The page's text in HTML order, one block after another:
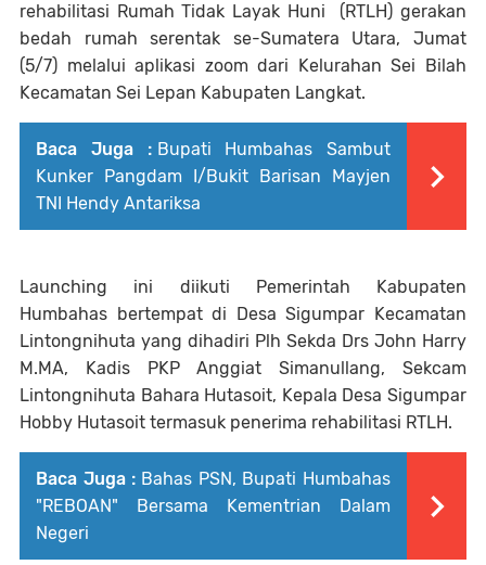
rehabilitasi Rumah Tidak Layak Huni (RTLH) gerakan
bedah rumah serentak se-Sumatera Utara, Jumat
(5/7) melalui aplikasi zoom dari Kelurahan Sei Bilah
Kecamatan Sei Lepan Kabupaten Langkat.
Baca Juga : Bupati Humbahas Sambut
Kunker Pangdam I/Bukit Barisan Mayjen
TNI Hendy Antariksa
Launching ini diikuti Pemerintah Kabupaten
Humbahas bertempat di Desa Sigumpar Kecamatan
Lintongnihuta yang dihadiri Plh Sekda Drs John Harry
M.MA, Kadis PKP Anggiat Simanullang, Sekcam
Lintongnihuta Bahara Hutasoit, Kepala Desa Sigumpar
Hobby Hutasoit termasuk penerima rehabilitasi RTLH.
Baca Juga : Bahas PSN, Bupati Humbahas
"REBOAN" Bersama Kementrian Dalam
Negeri